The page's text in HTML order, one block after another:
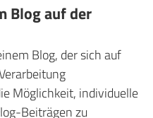
Blog auf der
Blog, der sich auf
Möglichkeit, individuelle
Beiträgen zu